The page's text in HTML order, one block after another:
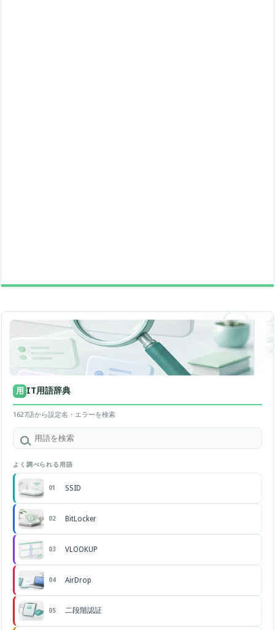
用 IT用語辞典
1627語から設定名・エラーを検索
よく調べられる用語
01 SSID
02 BitLocker
03 VLOOKUP
04 AirDrop
05 二段階認証